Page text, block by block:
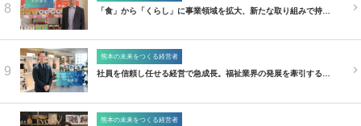
8 「食」から「くらし」に事業領域を拡大、新たな取り組みで持…
9
熊本の未来をつくる経営者
社員を信頼し任せる経営で急成長。福祉業界の発展を牽引する…
熊本の未来をつくる経営者